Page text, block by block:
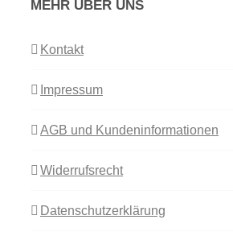
MEHR ÜBER UNS
Kontakt
Impressum
AGB und Kundeninformationen
Widerrufsrecht
Datenschutzerklärung